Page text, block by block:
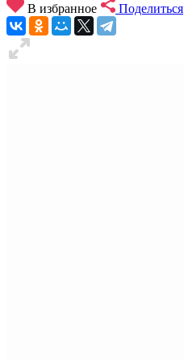
В избранное Поделиться